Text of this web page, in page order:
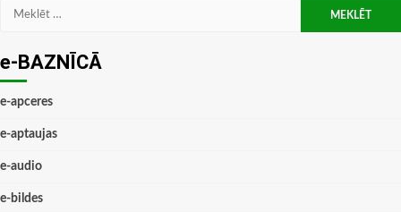
Meklēt:
e-BAZNĪCĀ
e-apceres
e-aptaujas
e-audio
e-bildes